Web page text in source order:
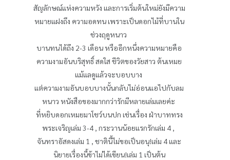
สัญลักษณ์แห่งความหวัง และการเริ่มต้นใหม่ยังมีความ
หมายแฝงถึง ความอดทน เพราะเป็นดอกไม้ที่บานใน
ช่วงฤดูหนาว
บานทนได้ถึง 2-3 เดือน หรืออีกหนึ่งความหมายคือ
ความงามอันบริสุทธิ์ สดใส ชีวิตของวัยสาว ต้นเหมย
แม้แลดูแล้วจะบอบบาง
แต่ความงามอันบอบบางนั้นกลับไม่อ่อนแอไปกับลม
หนาว หนังสือของมากกว่ารักมีหลายเล่มเลยค่ะ
ที่หยิบดอกเหมยมาโชว์บนปก เช่นเรื่อง ฝ่าบาททรง
พระเจริญเล่ม 3-4 , กระวานน้อยแรกรักเล่ม 4 ,
จันทราอัสดงเล่ม 1 , ชาตินี้ไม่ขอเป็นอนุ!เล่ม 4 และ
นิยายเรื่องนี้ข้าไม่ได้เขียน!เล่ม 1 เป็นต้น